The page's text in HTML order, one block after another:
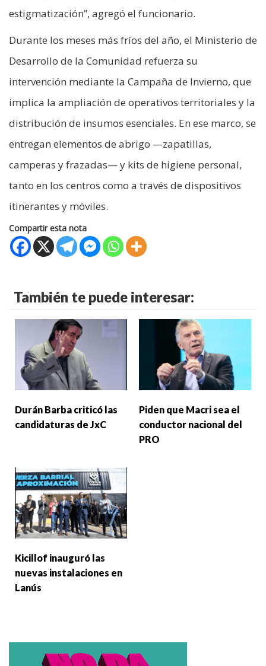
estigmatización”, agregó el funcionario.
Durante los meses más fríos del año, el Ministerio de
Desarrollo de la Comunidad refuerza su
intervención mediante la Campaña de Invierno, que
implica la ampliación de operativos territoriales y la
distribución de insumos esenciales. En ese marco, se
entregan elementos de abrigo —zapatillas,
camperas y frazadas— y kits de higiene personal,
tanto en los centros como a través de dispositivos
itinerantes y móviles.
Compartir esta nota
También te puede interesar:
Durán Barba criticó las
candidaturas de JxC
Piden que Macri sea el
conductor nacional del
PRO
Kicillof inauguró las
nuevas instalaciones en
Lanús